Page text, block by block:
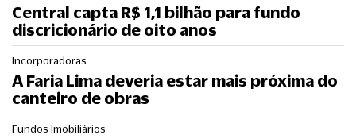
Central capta R$ 1,1 bilhão para fundo
discricionário de oito anos
Incorporadoras
A Faria Lima deveria estar mais próxima do
canteiro de obras
Fundos Imobiliários